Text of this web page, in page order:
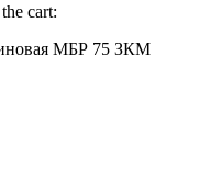
cart:
МБР 75 ЗКМ